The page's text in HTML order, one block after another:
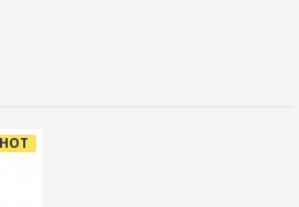
HOT